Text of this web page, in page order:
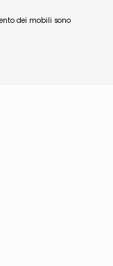
dei mobili sono